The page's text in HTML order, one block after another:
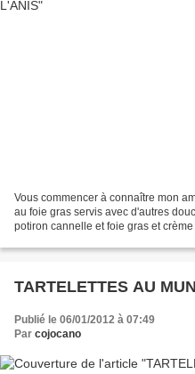
Vous commencer à connaître mon
au foie gras servis avec d'autres
potiron cannelle et foie gras et
TARTELETTES AU
Publié le 06/01/2012 à 07:49
Par cojocano